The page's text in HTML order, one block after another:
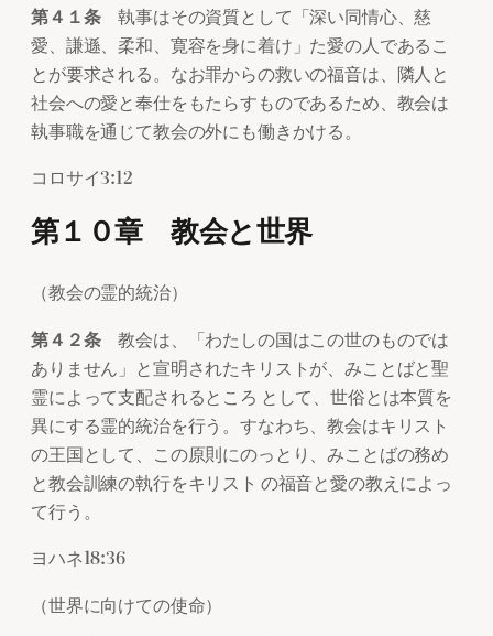
第４１条執事はその資質として「深い同情心、慈
愛、謙遜、柔和、寛容を身に着け」た愛の人であるこ
とが要求される。なお罪からの救いの福音は、隣人と
社会への愛と奉仕をもたらすものであるため、教会は
執事職を通じて教会の外にも働きかける。
コロサイ3:12
第１０章 教会と世界
（教会の霊的統治）
第４２条教会は、「わたしの国はこの世のものでは
ありません」と宣明されたキリストが、みことばと聖
霊によって支配されるところ として、世俗とは本質を
異にする霊的統治を行う。すなわち、教会はキリスト
の王国として、この原則にのっとり、みことばの務め
と教会訓練の執行をキリスト の福音と愛の教えによっ
て行う。
ヨハネ18:36
（世界に向けての使命）